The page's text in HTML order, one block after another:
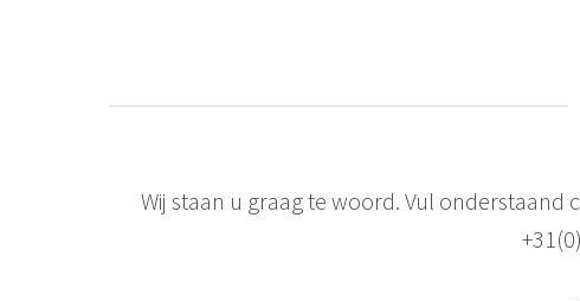
Wij staan u graag te woord. Vul